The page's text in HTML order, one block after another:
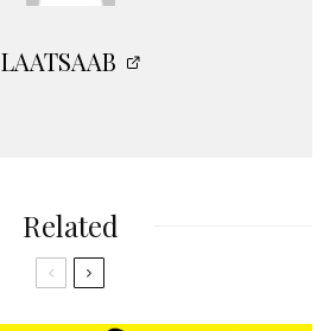
LAATSAAB
Related